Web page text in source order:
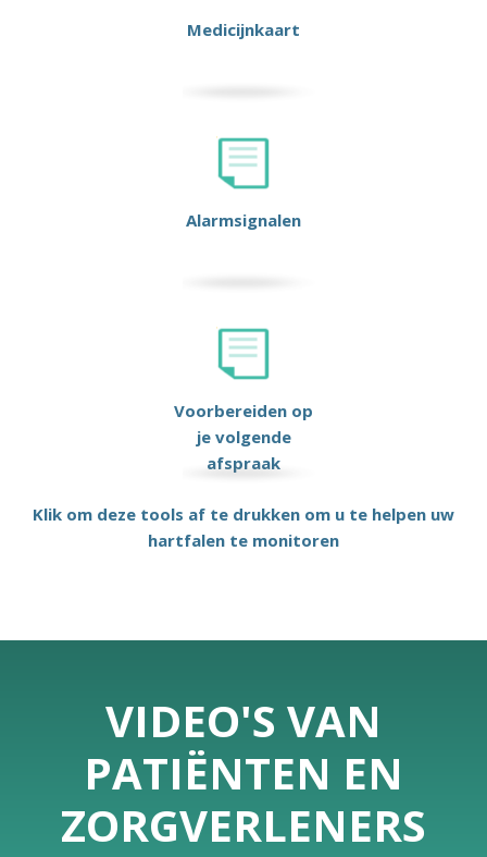
Medicijnkaart
Alarmsignalen
Voorbereiden op
je volgende
afspraak
Klik om deze tools af te drukken om u te helpen uw
hartfalen te monitoren
VIDEO'S VAN
PATIËNTEN EN
ZORGVERLENERS